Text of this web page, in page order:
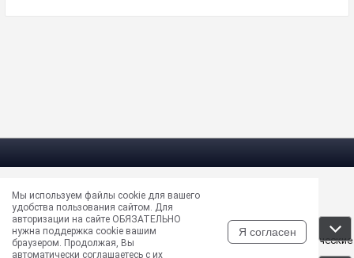
Электрическая почта —masun@unews.pro
Сообщить об ошибке —support@unews.pro
rss - Читать новости в RSS
Disclaimer: Все права на публикуемые аудио, видео, графические
и текстовые материалы принадлежат их владельцам
Мы используем файлы cookie для вашего
удобства пользования сайтом. Для
авторизации на сайте ОБЯЗАТЕЛЬНО
нужна поддержка cookie вашим
браузером. Продолжая, Вы
автоматически соглашаетесь с их
Я согласен